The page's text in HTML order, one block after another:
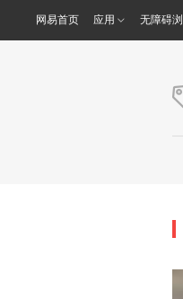
网易首页 应用 无障碍